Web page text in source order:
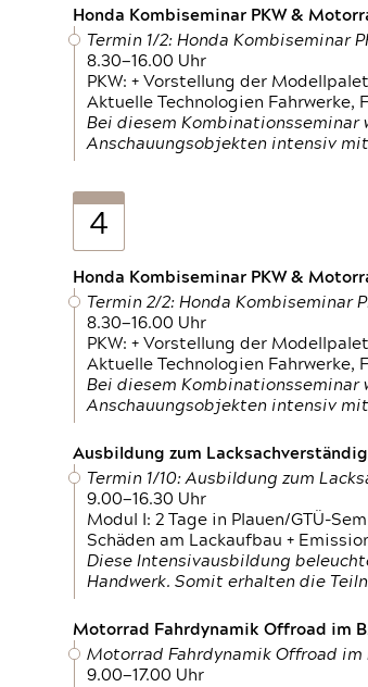
Honda Kombiseminar PKW &
Termin 1/2: Honda Kombiseminar
8.30—16.00 Uhr
PKW: + Vorstellung der
Aktuelle Technologien
Bei diesem
Anschauungsobjekten intensiv
4
Honda Kombiseminar PKW &
Termin 2/2: Honda Kombiseminar
8.30—16.00 Uhr
PKW: + Vorstellung der
Aktuelle Technologien
Bei diesem
Anschauungsobjekten intensiv
Ausbildung zum
Termin 1/10: Ausbildung zum
9.00—16.30 Uhr
Modul I: 2 Tage in Plauen/GTÜ-
Schäden am Lackaufbau +
Diese Intensivausbildung
Handwerk. Somit erhalten die
Motorrad Fahrdynamik Offroad im
Motorrad Fahrdynamik Offroad im
9.00—17.00 Uhr